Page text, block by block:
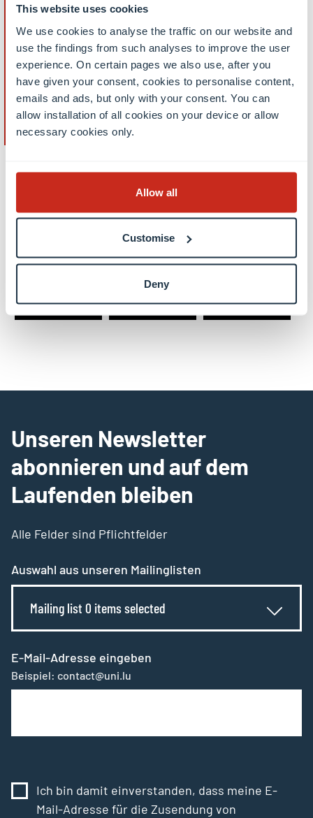
This website uses cookies
We use cookies to analyse the traffic on our website and
use the findings from such analyses to improve the user
experience. On certain pages we also use, after you
have given your consent, cookies to personalise content,
emails and ads, but only with your consent. You can
allow installation of all cookies on your device or allow
necessary cookies only.
Allow all
Customise
Deny
Improve your academic skills (EN)
Studierendenvereinigungen & Clubs
Peer support
Diesen Beitrag teilen
Unseren Newsletter
abonnieren und auf dem
Laufenden bleiben
Alle Felder sind Pflichtfelder
Auswahl aus unseren Mailinglisten
Mailing list 0 items selected
E-Mail-Adresse eingeben
Beispiel: contact@uni.lu
Ich bin damit einverstanden, dass meine E-
Mail-Adresse für die Zusendung von